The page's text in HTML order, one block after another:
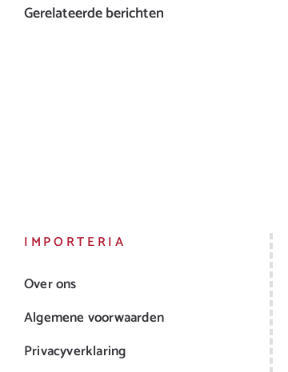
Gerelateerde berichten
IMPORTERIA
Over ons
Algemene voorwaarden
Privacyverklaring